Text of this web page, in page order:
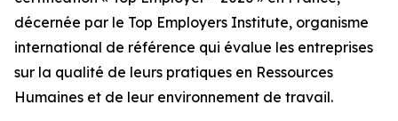
décernée par le Top Employers Institute, organisme
international de référence qui évalue les entreprises
sur la qualité de leurs pratiques en Ressources
Humaines et de leur environnement de travail.